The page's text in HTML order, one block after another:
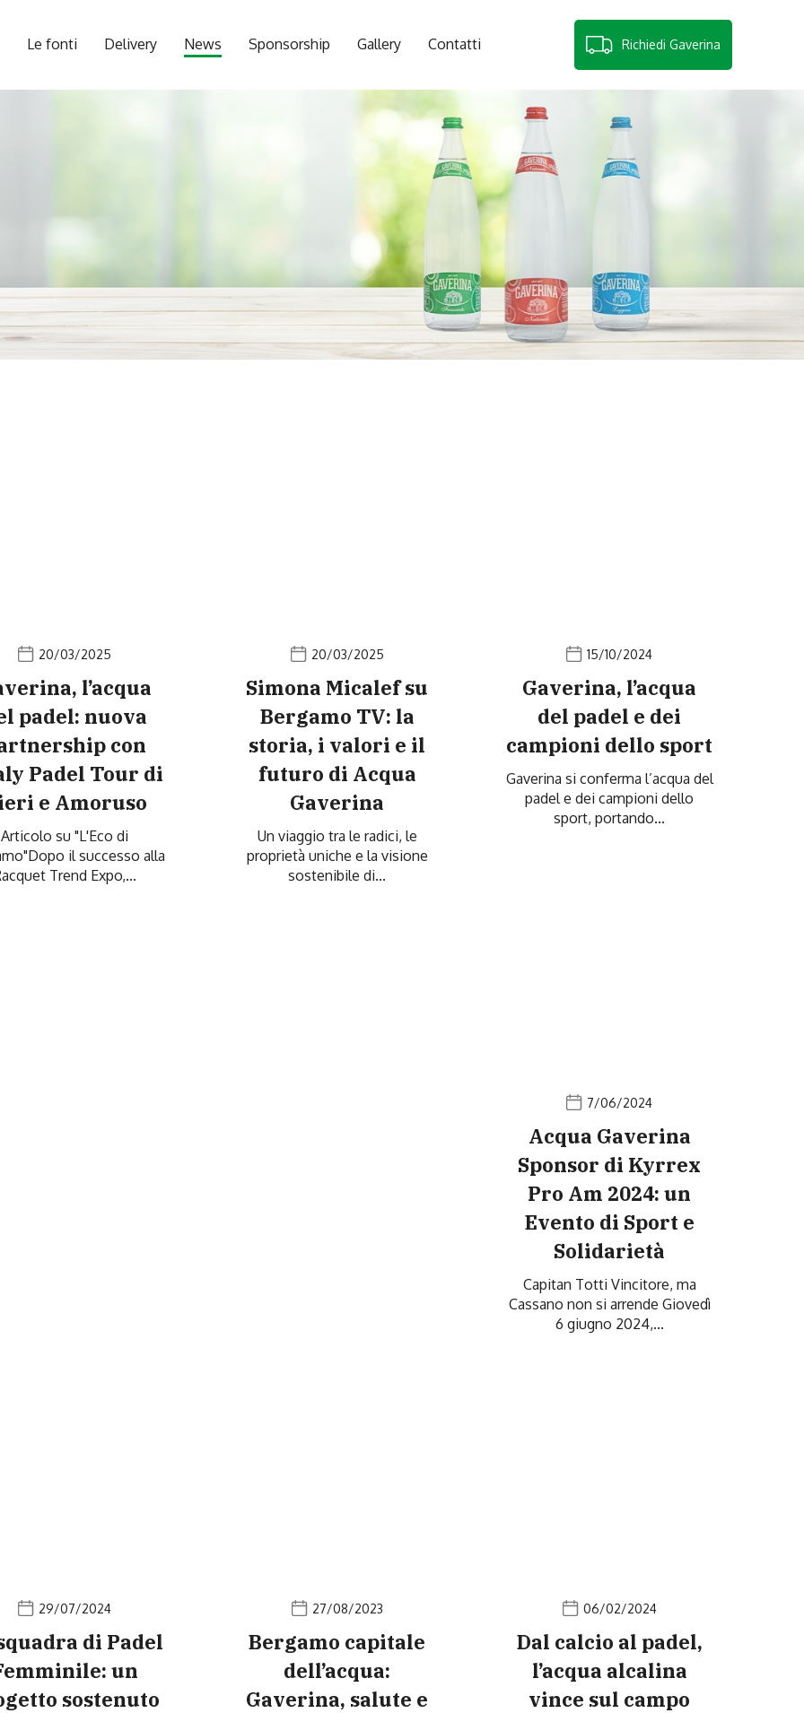
Le fonti Delivery News Sponsorship Gallery Contatti Richiedi Gaverina
20/03/2025
l’acqua
padel: nuova
con
Padel Tour di
e Amoruso
Articolo su "L'Eco di
il successo alla
Trend Expo,...
20/03/2025
Simona Micalef su
Bergamo TV: la
storia, i valori e il
futuro di Acqua
Gaverina
Un viaggio tra le radici, le
proprietà uniche e la visione
sostenibile di...
15/10/2024
Gaverina, l’acqua
del padel e dei
campioni dello sport
Gaverina si conferma l’acqua del
padel e dei campioni dello
sport, portando...
7/06/2024
Acqua Gaverina
Sponsor di Kyrrex
Pro Am 2024: un
Evento di Sport e
Solidarietà
Capitan Totti Vincitore, ma
Cassano non si arrende Giovedì
6 giugno 2024,...
29/07/2024
di Padel
un
sostenuto
27/08/2023
Bergamo capitale
dell’acqua:
Gaverina, salute e
06/02/2024
Dal calcio al padel,
l’acqua alcalina
vince sul campo